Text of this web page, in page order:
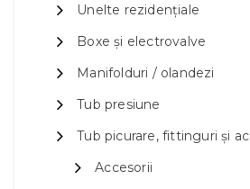
Unelte rezidențiale
Boxe și electrovalve
Manifolduri / olandezi
Tub presiune
Tub picurare, fittinguri și
Accesorii